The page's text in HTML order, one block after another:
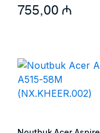
755,00 ₼